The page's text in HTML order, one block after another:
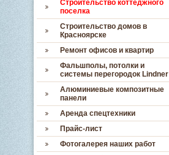
Строительство коттеджного
поселка
Строительство домов в
Красноярске
Ремонт офисов и квартир
Фальшполы, потолки и
системы перегородок Lindner
Алюминиевые композитные
панели
Аренда спецтехники
Прайс-лист
Фотогалерея наших работ